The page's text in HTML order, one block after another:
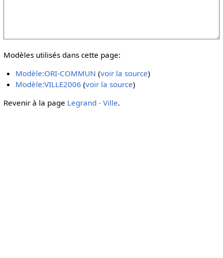
Modèles utilisés dans cette page:
Modèle:ORI-COMMUN (voir la source)
Modèle:VILLE2006 (voir la source)
Revenir à la page Legrand - Ville.